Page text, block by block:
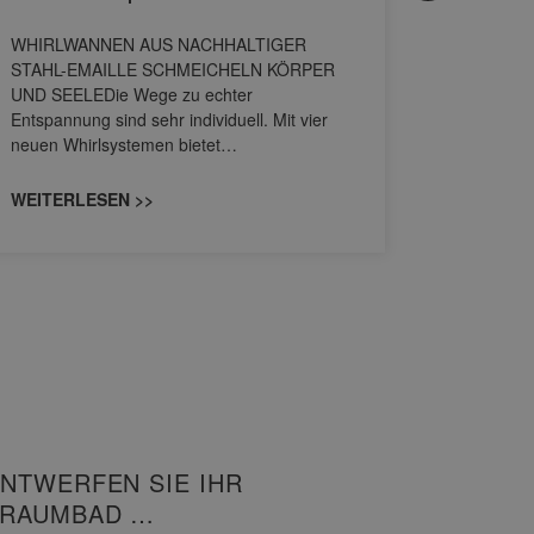
WHIRLWANNEN AUS NACHHALTIGER
STAHL-EMAILLE SCHMEICHELN KÖRPER
UND SEELEDie Wege zu echter
Entspannung sind sehr individuell. Mit vier
neuen Whirlsystemen bietet…
WEITERLESEN >>
SIE IHR